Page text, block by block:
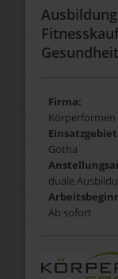
Firma:
Körperformen
Gotha
duale
Ab sofort